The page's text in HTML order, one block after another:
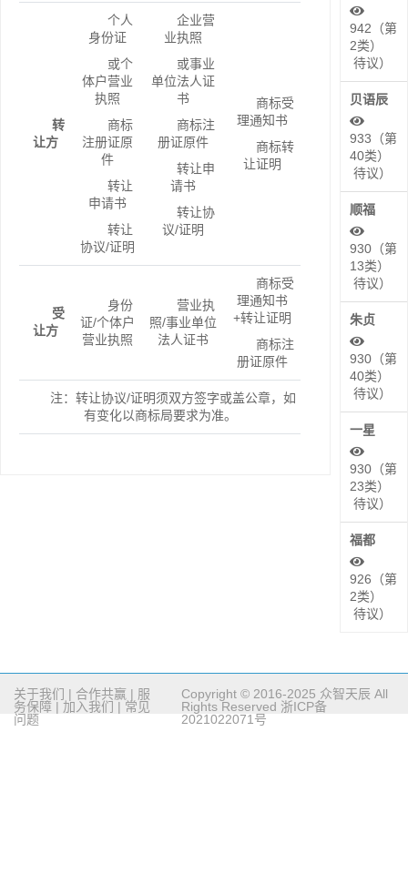
转
让方
个人
身份证
或个
体户营业
执照
商标
注册证原
件
转让
申请书
转让
协议/证明
企业营
业执照
或事业
单位法人证
书
商标注
册证原件
转让申
请书
转让协
议/证明
商标受
理通知书
商标转
让证明
受
让方
身份
证/个体户
营业执照
营业执
照/事业单位
法人证书
商标受
理通知书
+转让证明
商标注
册证原件
注：转让协议/证明须双方签字或盖公章，如
有变化以商标局要求为准。
942（第
2类）
待议）
贝语辰
933（第
40类）
待议）
顺福
930（第
13类）
待议）
朱贞
930（第
40类）
待议）
一星
930（第
23类）
待议）
福都
926（第
2类）
待议）
关于我们 | 合作共赢 | 服
务保障 | 加入我们 | 常见
问题
Copyright © 2016-2025 众智天辰 All
Rights Reserved 浙ICP备
2021022071号